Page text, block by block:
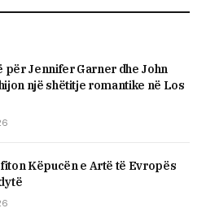
për Jennifer Garner dhe John
një shëtitje romantike në Los
Këpucën e Artë të Evropës